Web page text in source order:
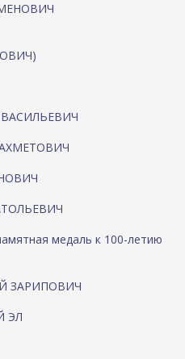
медаль к 100-летию
ЗАРИПОВИЧ
ЭЛ